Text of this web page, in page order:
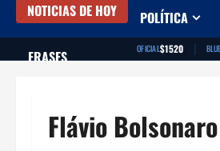
NOTICIAS DE HOY POLÍTICA
FRASES OFICIAL$1520 | BLUE
Flávio Bolsonaro